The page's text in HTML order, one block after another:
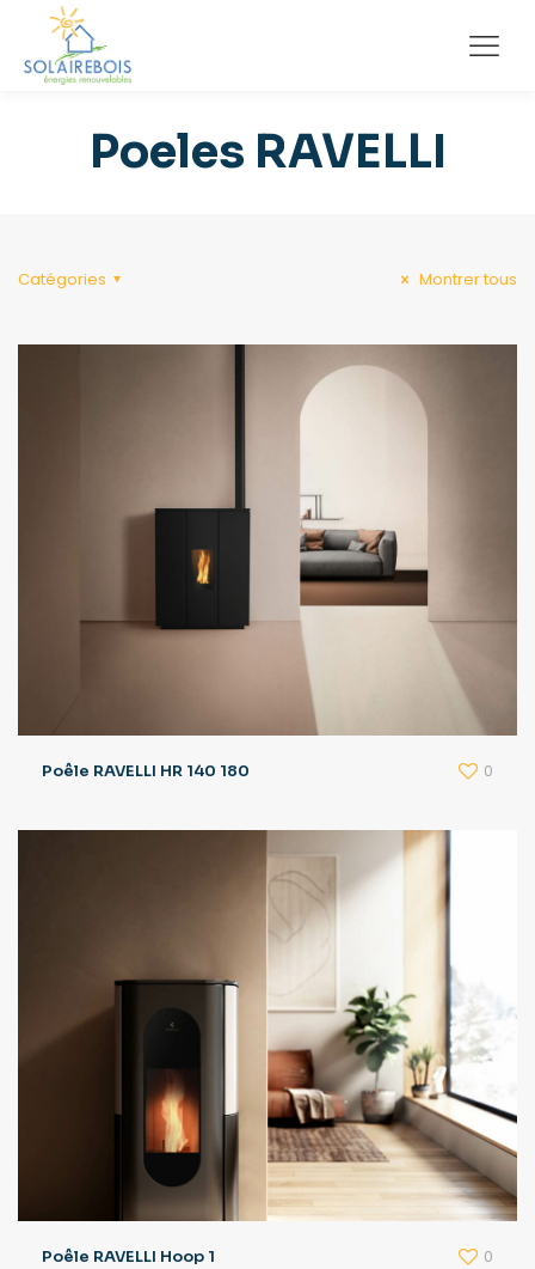
Poeles RAVELLI
Catégories Montrer tous
Poêle RAVELLI HR 140 180 0
Poêle RAVELLI Hoop 1 0